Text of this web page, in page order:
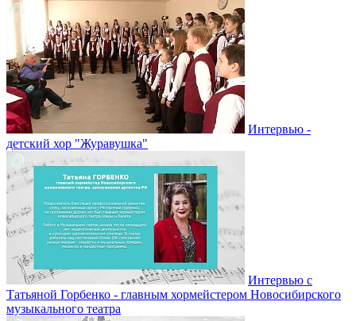
Интервью -
детский хор "Журавушка"
Интервью с
Татьяной Горбенко - главным хормейстером Новосибирского
музыкального театра